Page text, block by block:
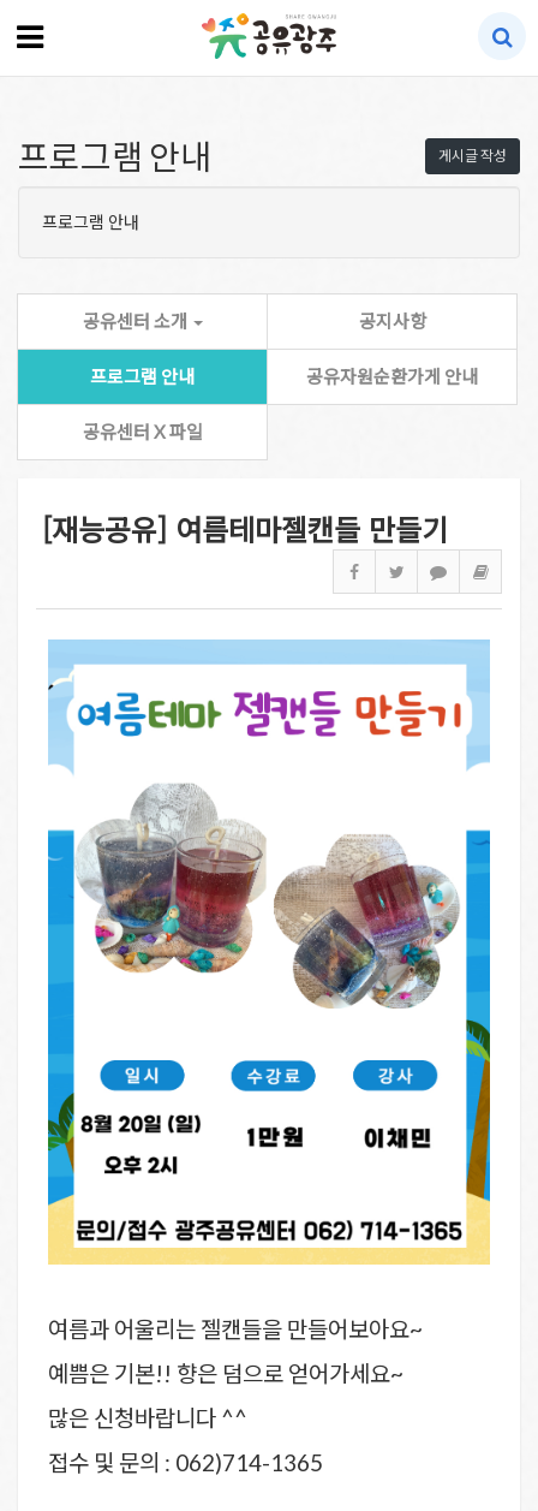
게시글 작성
프로그램 안내
프로그램 안내
공유센터 소개 공지사항
프로그램 안내 공유자원순환가게 안내
공유센터 X 파일
[재능공유] 여름테마젤캔들 만들기
여름과 어울리는 젤캔들을 만들어보아요~
예쁨은 기본!! 향은 덤으로 얻어가세요~
많은 신청바랍니다 ^^
접수 및 문의 : 062)714-1365